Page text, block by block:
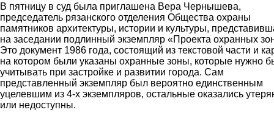
В пятницу в суд была приглашена Вера Чернышева,
председатель рязанского отделения Общества охраны
памятников архитектуры, истории и культуры,
на заседании подлинный экземпляр «Проекта охранных
Это документ 1986 года, состоящий из текстовой части и
на котором были указаны охранные зоны, которые нужно
учитывать при застройке и развитии города. Сам
представленный экземпляр был вероятно единственным
уцелевшим из 4-х экземпляров, остальные оказались
или недоступны.